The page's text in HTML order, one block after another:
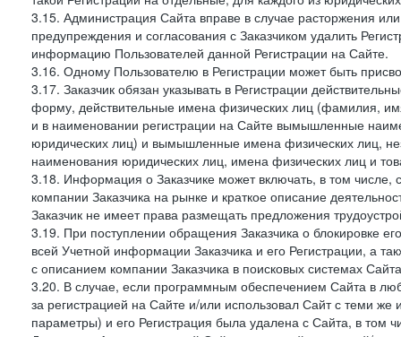
3.15. Администрация Сайта вправе в случае расторжения
предупреждения и согласования с Заказчиком удалить
информацию Пользователей данной Регистрации на Сайте.
3.16. Одному Пользователю в Регистрации может быть
3.17. Заказчик обязан указывать в Регистрации
форму, действительные имена физических лиц (фамилия,
и в наименовании регистрации на Сайте вымышленные
юридических лиц) и вымышленные имена физических лиц,
наименования юридических лиц, имена физических лиц и
3.18. Информация о Заказчике может включать, в том
компании Заказчика на рынке и краткое описание
Заказчик не имеет права размещать предложения
3.19. При поступлении обращения Заказчика о блокировке
всей Учетной информации Заказчика и его Регистрации, а
с описанием компании Заказчика в поисковых системах
3.20. В случае, если программным обеспечением Сайта в
за регистрацией на Сайте и/или использовал Сайт с теми
параметры) и его Регистрация была удалена с Сайта, в том